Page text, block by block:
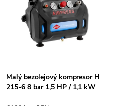
e
Abecedne
s
p
Malý bezolejový kompresor H
215-6 8 bar 1,5 HP / 1,1 kW